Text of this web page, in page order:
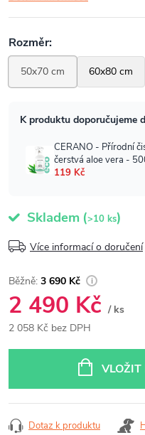
Skladem (>10 ks)
Více informací o doručení
3 690 Kč
2 490 Kč / ks
2 058 Kč bez DPH
VLOŽIT
Dotaz k produktu